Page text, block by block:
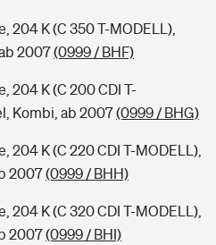
204 K (C 350 T-MODELL),
2007(0999 / BHF)
204 K (C 200 CDI T-
Kombi, ab 2007(0999 / BHG)
204 K (C 220 CDI T-MODELL),
2007(0999 / BHH)
204 K (C 320 CDI T-MODELL),
2007(0999 / BHI)